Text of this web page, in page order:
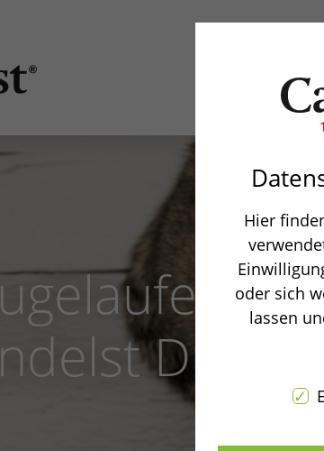
Du
Hier
oder sich
lassen